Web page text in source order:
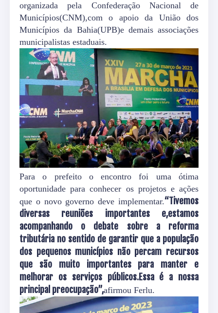
organizada pela Confederação Nacional de
Municípios(CNM),com o apoio da União dos
Municípios da Bahia(UPB)e demais associações
municipalistas estaduais.
Para o prefeito o encontro foi uma ótima
oportunidade para conhecer os projetos e ações
que o novo governo deve implementar.“Tivemos
diversas reuniões importantes e,estamos
acompanhando o debate sobre a reforma
tributária no sentido de garantir que a população
dos pequenos municípios não percam recursos
que são muito importantes para manter e
melhorar os serviços públicos.Essa é a nossa
principal preocupação”,afirmou Ferlu.